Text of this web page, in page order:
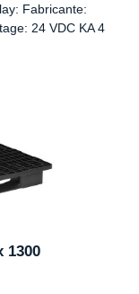
Fabricante:
24 VDC KA 4
1300